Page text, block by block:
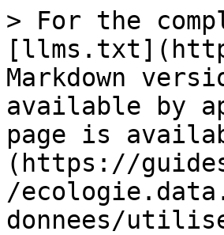
> For the
Markdown
available by
page is
(https://
/
donnees/